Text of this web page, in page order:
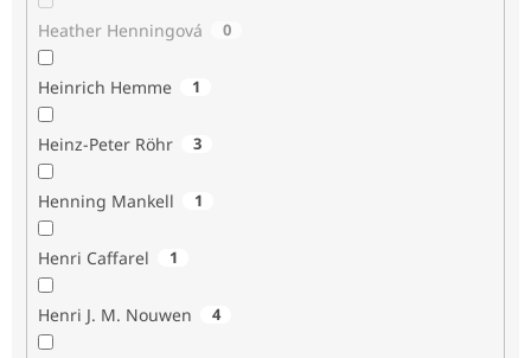
Heather Henningová 0
Heinrich Hemme 1
Heinz-Peter Röhr 3
Henning Mankell 1
Henri Caffarel 1
Henri J. M. Nouwen 4